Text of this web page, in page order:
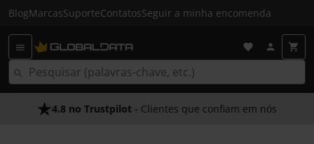
BlogMarcasSuporteContatosSeguir a minha encomenda
As Nossas Promessas- O melhor atendimento
4.8 no Trustpilot - Clientes que confiam em nós